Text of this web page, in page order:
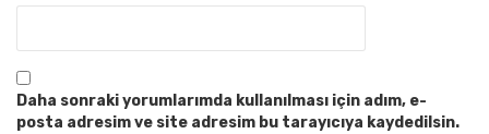
Daha sonraki yorumlarımda kullanılması için adım, e-
posta adresim ve site adresim bu tarayıcıya kaydedilsin.